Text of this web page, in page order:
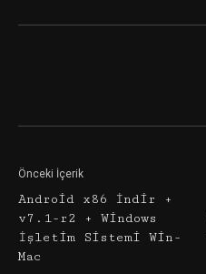
Önceki İçerik
Android x86 İndir +
v7.1-r2 + Windows
İşletim Sistemi Win-
Mac